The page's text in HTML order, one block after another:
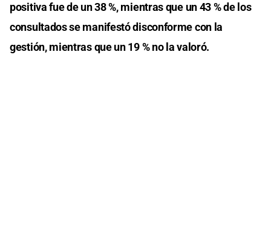
positiva fue de un 38 %, mientras que un 43 % de los
consultados se manifestó disconforme con la
gestión, mientras que un 19 % no la valoró.